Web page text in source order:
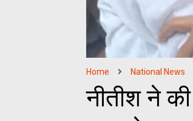
Home National News
नीतीश ने की